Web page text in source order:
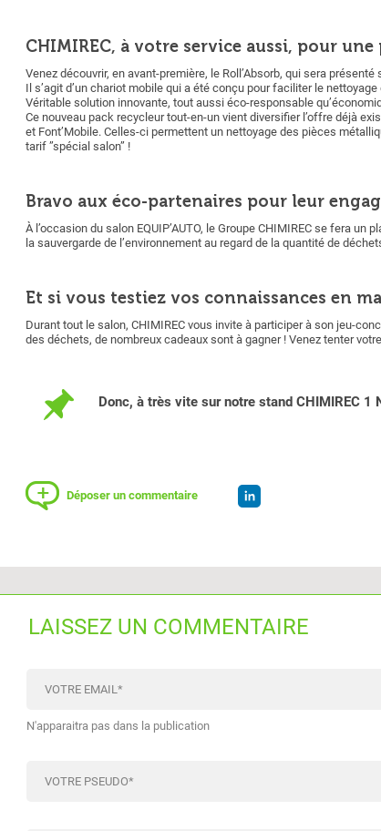
CHIMIREC, à votre service aussi, pour
Venez découvrir, en avant-première, le Roll’Absorb, qui sera présenté
Il s’agit d’un chariot mobile qui a été conçu pour faciliter le
Véritable solution innovante, tout aussi éco-responsable
Ce nouveau pack recycleur tout-en-un vient diversifier l’offre déjà
et Font’Mobile. Celles-ci permettent un nettoyage des pièces
tarif ”spécial salon” !
Bravo aux éco-partenaires pour leur
À l’occasion du salon EQUIP’AUTO, le Groupe CHIMIREC se fera
la sauvergarde de l’environnement au regard de la quantité de
Et si vous testiez vos connaissances en
Durant tout le salon, CHIMIREC vous invite à participer à son jeu-
des déchets, de nombreux cadeaux sont à gagner ! Venez tenter
Donc, à très vite sur notre stand CHIMIREC
Déposer un commentaire
LAISSEZ UN COMMENTAIRE
VOTRE EMAIL *
N'apparaitra pas dans la publication
VOTRE PSEUDO*